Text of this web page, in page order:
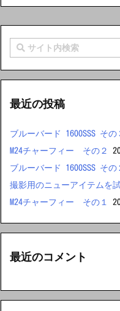
最近の投稿
ブルーバード 1600SSS その
M24チャーフィー その２
ブルーバード 1600SSS その
撮影用のニューアイテムを
M24チャーフィー その１
最近のコメント